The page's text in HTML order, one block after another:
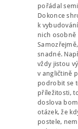
pořádal
Dokonce
k
nich osobně
snadné.
vždy jistou
v angličtině
podrobit se
příležitosti,
doslova
otázek, že
postele,